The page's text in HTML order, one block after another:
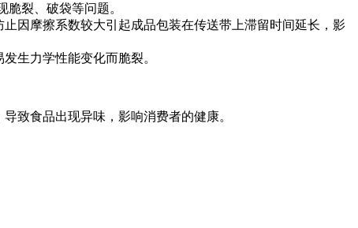
裂、破袋等问题。
因摩擦系数较大引起成品包装在传送带上滞留时间延长，影
生力学性能变化而脆裂。
致食品出现异味，影响消费者的健康。